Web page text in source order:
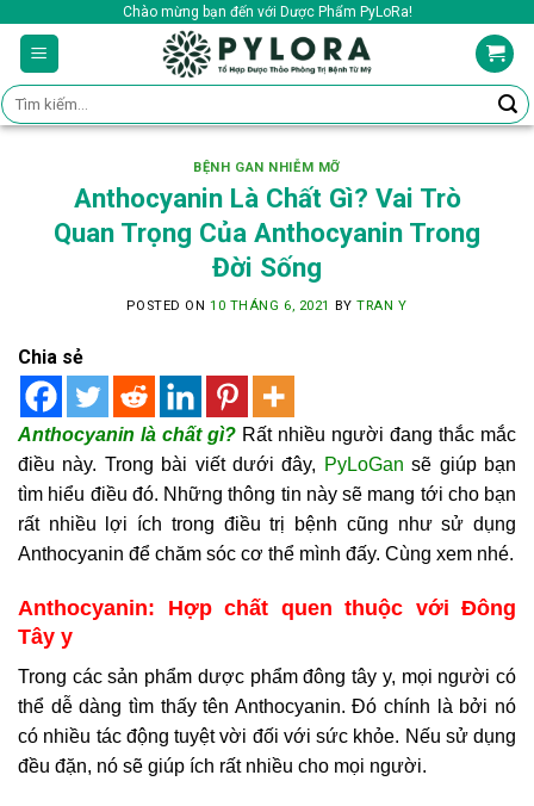
content
Chào mừng bạn đến với Dược Phẩm PyLoRa!
Tìm
kiếm:
BỆNH GAN NHIỄM MỠ
Anthocyanin Là Chất Gì? Vai Trò
Quan Trọng Của Anthocyanin Trong
Đời Sống
POSTED ON 10 THÁNG 6, 2021 BYTRAN Y
Chia sẻ
Anthocyanin là chất gì? Rất nhiều người đang thắc mắc
điều này. Trong bài viết dưới đây, PyLoGan sẽ giúp bạn
tìm hiểu điều đó. Những thông tin này sẽ mang tới cho bạn
rất nhiều lợi ích trong điều trị bệnh cũng như sử dụng
Anthocyanin để chăm sóc cơ thể mình đấy. Cùng xem nhé.
Anthocyanin: Hợp chất quen thuộc với Đông
Tây y
Trong các sản phẩm dược phẩm đông tây y, mọi người có
thể dễ dàng tìm thấy tên Anthocyanin. Đó chính là bởi nó
có nhiều tác động tuyệt vời đối với sức khỏe. Nếu sử dụng
đều đặn, nó sẽ giúp ích rất nhiều cho mọi người.